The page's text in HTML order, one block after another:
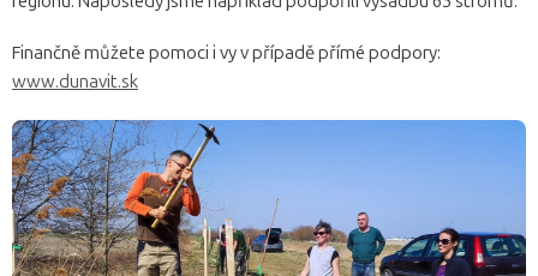
Finančně můžete pomoci i vy v případě přímé podpory:
www.dunavit.sk